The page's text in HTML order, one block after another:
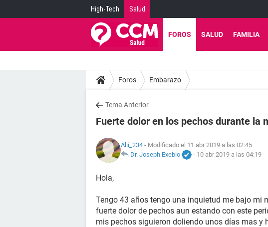
High-Tech Salud
FOROS SALUD FAMILIA
Foros Embarazo
Tema Anterior
Fuerte dolor en los pechos durante la
Alii_234 - Modificado el 11 abr 2019 a las 02:45
Dr. Joseph Exebio
- 10 abr 2019 a las 04:19
Hola,
Tengo 43 años tengo una inquietud me bajo mi
fuerte dolor de pechos aun estando con este
mis pechos siguieron doliendo unos días mas y